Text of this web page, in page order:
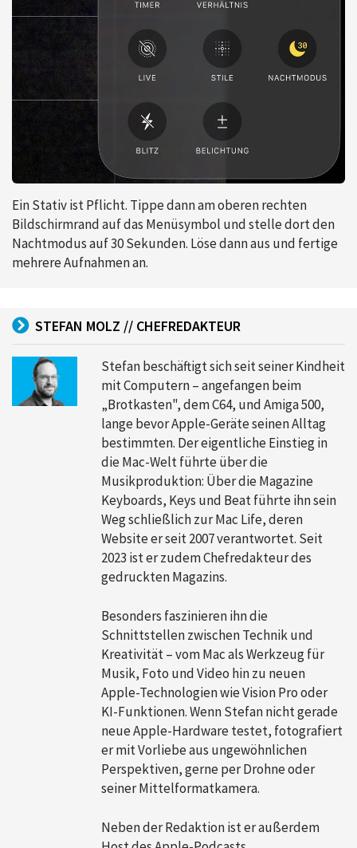
Ein Stativ ist Pflicht. Tippe dann am oberen rechten
Bildschirmrand auf das Menüsymbol und stelle dort den
Nachtmodus auf 30 Sekunden. Löse dann aus und fertige
mehrere Aufnahmen an.
STEFAN MOLZ // CHEFREDAKTEUR
Stefan beschäftigt sich seit seiner Kindheit
mit Computern – angefangen beim
„Brotkasten", dem C64, und Amiga 500,
lange bevor Apple-Geräte seinen Alltag
bestimmten. Der eigentliche Einstieg in
die Mac-Welt führte über die
Musikproduktion: Über die Magazine
Keyboards, Keys und Beat führte ihn sein
Weg schließlich zur Mac Life, deren
Website er seit 2007 verantwortet. Seit
2023 ist er zudem Chefredakteur des
gedruckten Magazins.
Besonders faszinieren ihn die
Schnittstellen zwischen Technik und
Kreativität – vom Mac als Werkzeug für
Musik, Foto und Video hin zu neuen
Apple-Technologien wie Vision Pro oder
KI-Funktionen. Wenn Stefan nicht gerade
neue Apple-Hardware testet, fotografiert
er mit Vorliebe aus ungewöhnlichen
Perspektiven, gerne per Drohne oder
seiner Mittelformatkamera.
Neben der Redaktion ist er außerdem